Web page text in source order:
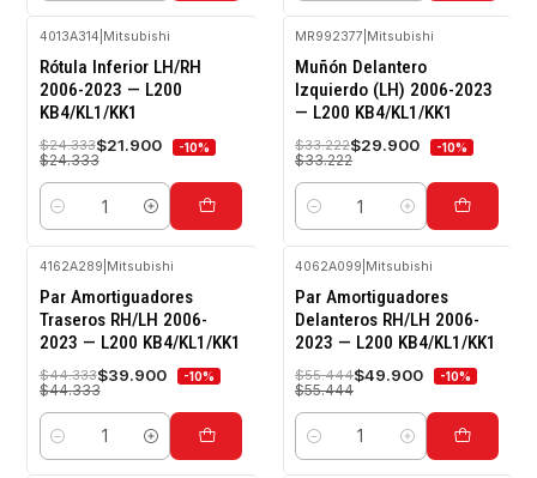
-10%
OFF
4013A314 Mitsubishi
Rótula Inferior LH/RH
2006-2023 — L200
KB4/KL1/KK1
$24.333$21.900 -10%
$24.333
Cantidad
-10%
OFF
MR992377 Mitsubishi
Muñón Delantero
Izquierdo (LH) 2006-2023
— L200 KB4/KL1/KK1
$33.222$29.900 -10%
$33.222
Cantidad
-10%
OFF
4162A289 Mitsubishi
Par Amortiguadores
Traseros RH/LH 2006-
2023 — L200 KB4/KL1/KK1
$44.333$39.900 -10%
$44.333
Cantidad
-10%
OFF
4062A099 Mitsubishi
Par Amortiguadores
Delanteros RH/LH 2006-
2023 — L200 KB4/KL1/KK1
$55.444$49.900 -10%
$55.444
Cantidad